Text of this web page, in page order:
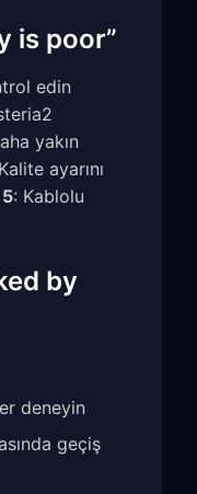
is poor”
edin
yakın
ayarını
: Kablolu
by
deneyin
geçiş